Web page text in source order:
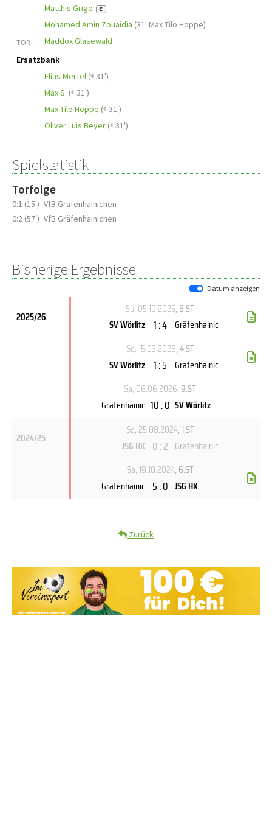
Matthis Grigo
C
Mohamed Amin Zouaidia (31' Max Tilo Hoppe)
TOR
Maddox Glasewald
Ersatzbank
Elias Mertel ( 31')
Max S. ( 31')
Max Tilo Hoppe ( 31')
Oliver Luis Beyer ( 31')
Spielstatistik
Torfolge
0:1 (15') VfB Gräfenhainichen
0:2 (57') VfB Gräfenhainichen
Bisherige Ergebnisse
Datum anzeigen
2025/26
So, 05.10.2025, 8.ST
SV Wörlitz 1 : 4 Gräfenhainic
So, 15.03.2026, 4.ST
SV Wörlitz 1 : 5 Gräfenhainic
Sa, 06.06.2026, 9.ST
Gräfenhainic 10 : 0 SV Wörlitz
2024/25
So, 25.08.2024, 1.ST
JSG HK 0 : 2 Gräfenhainic
Sa, 19.10.2024, 6.ST
Gräfenhainic 5 : 0 JSG HK
Zurück